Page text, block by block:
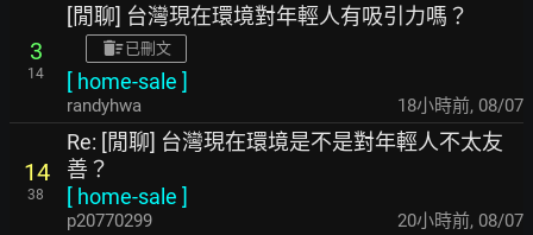
3
14
[閒聊] 台灣現在環境對年輕人有吸引力嗎？
已刪文
[ home-sale ]
randyhwa 18小時前, 08/07
14
38
Re: [閒聊] 台灣現在環境是不是對年輕人不太友
善？
[ home-sale ]
p20770299 20小時前, 08/07